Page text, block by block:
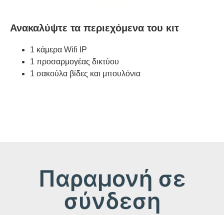
Ανακαλύψτε τα περιεχόμενα του κιτ
1 κάμερα Wifi IP
1 προσαρμογέας δικτύου
1 σακούλα βίδες και μπουλόνια
Παραμονή σε
σύνδεση